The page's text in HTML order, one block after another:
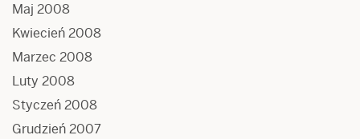
Maj 2008
Kwiecień 2008
Marzec 2008
Luty 2008
Styczeń 2008
Grudzień 2007